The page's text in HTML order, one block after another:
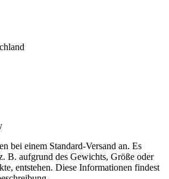
bei einem Standard-Versand an. Es
B. aufgrund des Gewichts, Größe oder
entstehen. Diese Informationen findest